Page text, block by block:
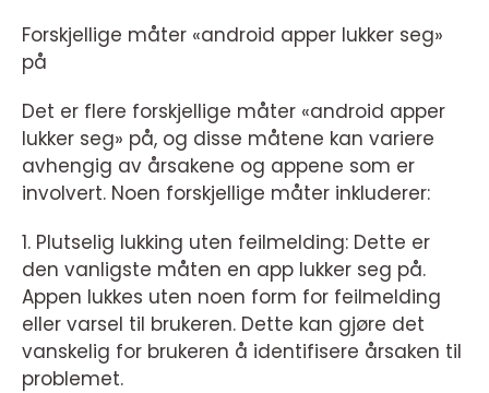
Forskjellige måter «android apper lukker seg»
på
Det er flere forskjellige måter «android apper
lukker seg» på, og disse måtene kan variere
avhengig av årsakene og appene som er
involvert. Noen forskjellige måter inkluderer:
1. Plutselig lukking uten feilmelding: Dette er
den vanligste måten en app lukker seg på.
Appen lukkes uten noen form for feilmelding
eller varsel til brukeren. Dette kan gjøre det
vanskelig for brukeren å identifisere årsaken til
problemet.